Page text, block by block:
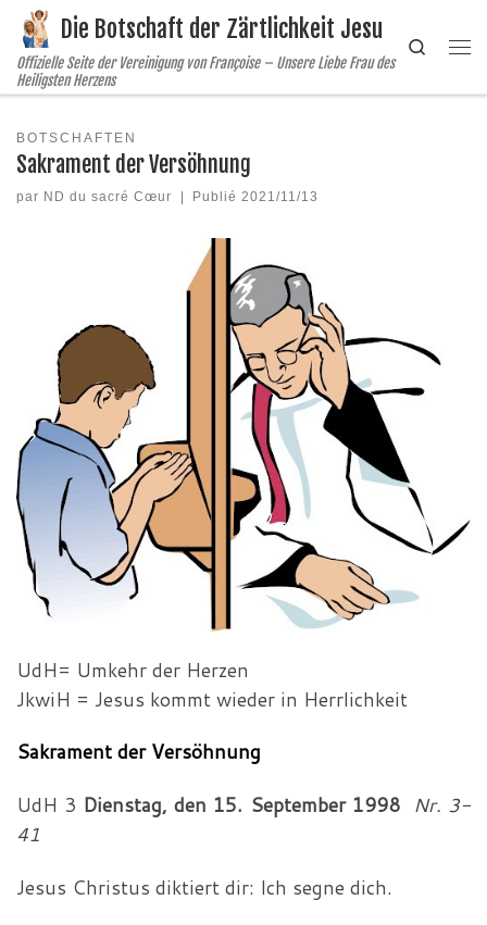
Skip to content
Die Botschaft der Zärtlichkeit Jesu
Offizielle Seite der Vereinigung von Françoise – Unsere Liebe Frau des
Heiligsten Herzens
Search
BOTSCHAFTEN
Sakrament der Versöhnung
par ND du sacré Cœur Publié2021/11/13
UdH= Umkehr der Herzen
JkwiH = Jesus kommt wieder in Herrlichkeit
Sakrament der Versöhnung
UdH 3 Dienstag, den 15. September 1998 Nr. 3-
41
Jesus Christus diktiert dir: Ich segne dich.